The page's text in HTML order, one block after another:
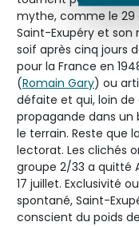
mythe, comme le 29
Saint-Exupéry et
soif après cinq jours
pour la France en
(Romain Gary) ou
défaite et qui, loin de
propagande dans un
le terrain. Reste que
lectorat. Les clichés
groupe 2/33 a quitté
17 juillet. Exclusivité
spontané, Saint-
conscient du poids